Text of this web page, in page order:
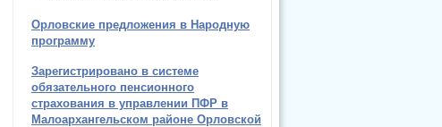
Орловские предложения в Народную
программу
Зарегистрировано в системе
обязательного пенсионного
страхования в управлении ПФР в
Малоархангельском районе Орловской